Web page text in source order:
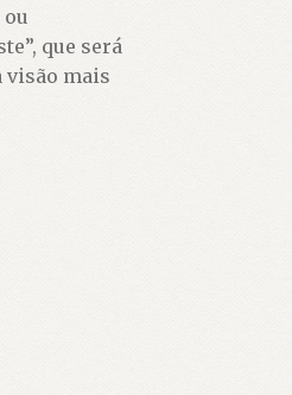
que será
visão mais